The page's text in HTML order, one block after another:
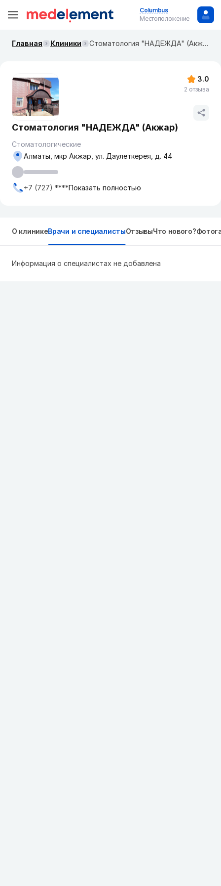
Columbus
Местоположение
Главная Клиники Стоматология "НАДЕЖДА" (Акжар)
Стоматология "НАДЕЖДА" (Акжар)
Стоматологические
Алматы, мкр Акжар, ул. Даулеткерея, д. 44
+7 (727) ****Показать полностью
3.0
2 отзыва
О клиникеВрачи и специалистыОтзывыЧто нового?
Информация о специалистах не добавлена